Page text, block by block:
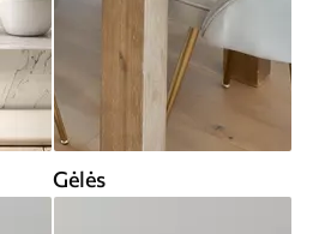
Gėlės